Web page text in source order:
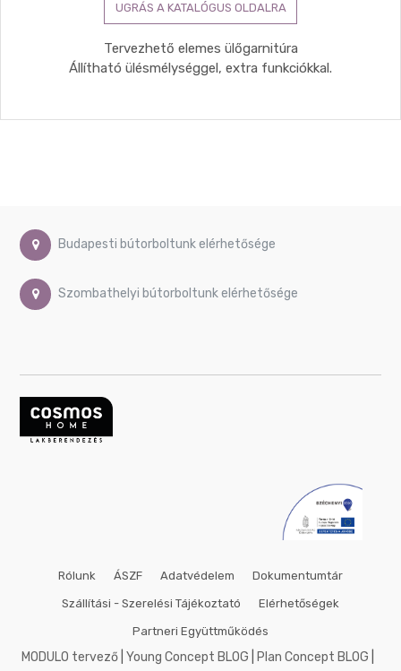
UGRÁS A KATALÓGUS OLDALRA
Tervezhető elemes ülőgarnitúra
Állítható ülésmélységgel, extra funkciókkal.
Budapesti bútorboltunk elérhetősége
Szombathelyi bútorboltunk elérhetősége
Rólunk ÁSZF Adatvédelem Dokumentumtár
Szállítási - Szerelési Tájékoztató Elérhetőségek
Partneri Együttműködés
MODULO tervező| Young Concept BLOG Plan Concept BLOG